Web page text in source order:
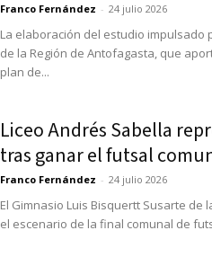
Franco Fernández - 24 julio 2026
La elaboración del estudio impulsado
de la Región de Antofagasta, que
plan de...
Liceo Andrés Sabella
tras ganar el futsal
Franco Fernández - 24 julio 2026
El Gimnasio Luis Bisquertt Susarte de
el escenario de la final comunal de